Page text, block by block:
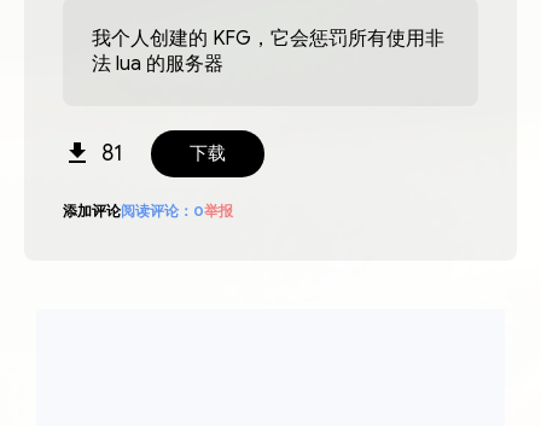
我个人创建的 KFG，它会惩罚所有使用非
法 lua 的服务器
81 下载
添加评论阅读评论： 0举报